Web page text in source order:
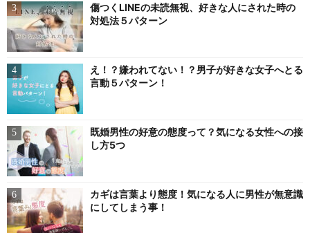
傷つくLINEの未読無視、好きな人にされた時の
対処法５パターン
え！？嫌われてない！？男子が好きな女子へとる
言動５パターン！
既婚男性の好意の態度って？気になる女性への接
し方5つ
カギは言葉より態度！気になる人に男性が無意識
にしてしまう事！